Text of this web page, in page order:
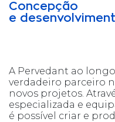
Concepção
e
A Pervedant ao
verdadeiro parceiro
novos projetos.
especializada e
é possível criar e